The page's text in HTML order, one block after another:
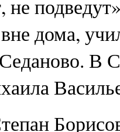
не
дома,
В